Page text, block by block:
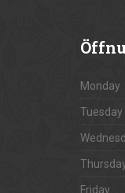
Monday
Tuesday
Friday